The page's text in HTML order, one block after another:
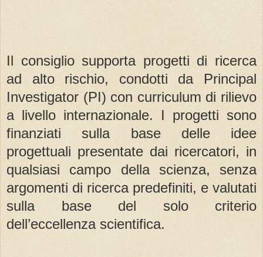
Il consiglio supporta progetti di ricerca
ad alto rischio, condotti da Principal
Investigator (PI) con curriculum di rilievo
a livello internazionale. I progetti sono
finanziati sulla base delle idee
progettuali presentate dai ricercatori, in
qualsiasi campo della scienza, senza
argomenti di ricerca predefiniti, e valutati
sulla base del solo criterio
dell’eccellenza scientifica.